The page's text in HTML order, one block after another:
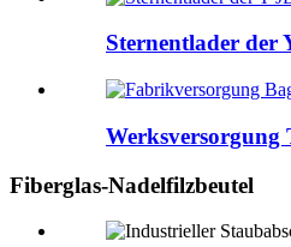
Sternentlader der
Werksversorgung
Fiberglas-Nadelfilzbeutel